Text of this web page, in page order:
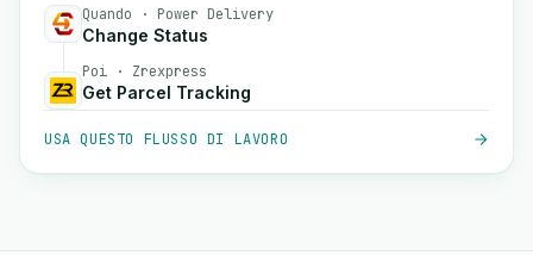
Quando · Power Delivery
Change Status
Poi · Zrexpress
Get Parcel Tracking
USA QUESTO FLUSSO DI LAVORO